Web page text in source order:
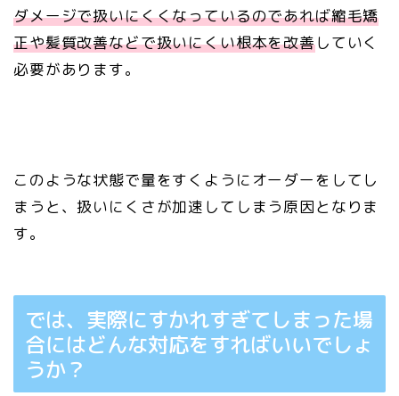
ダメージで扱いにくくなっているのであれば縮毛矯
正や髪質改善などで扱いにくい根本を改善していく
必要があります。
このような状態で量をすくようにオーダーをしてし
まうと、扱いにくさが加速してしまう原因となりま
す。
では、実際にすかれすぎてしまった場
合にはどんな対応をすればいいでしょ
うか？